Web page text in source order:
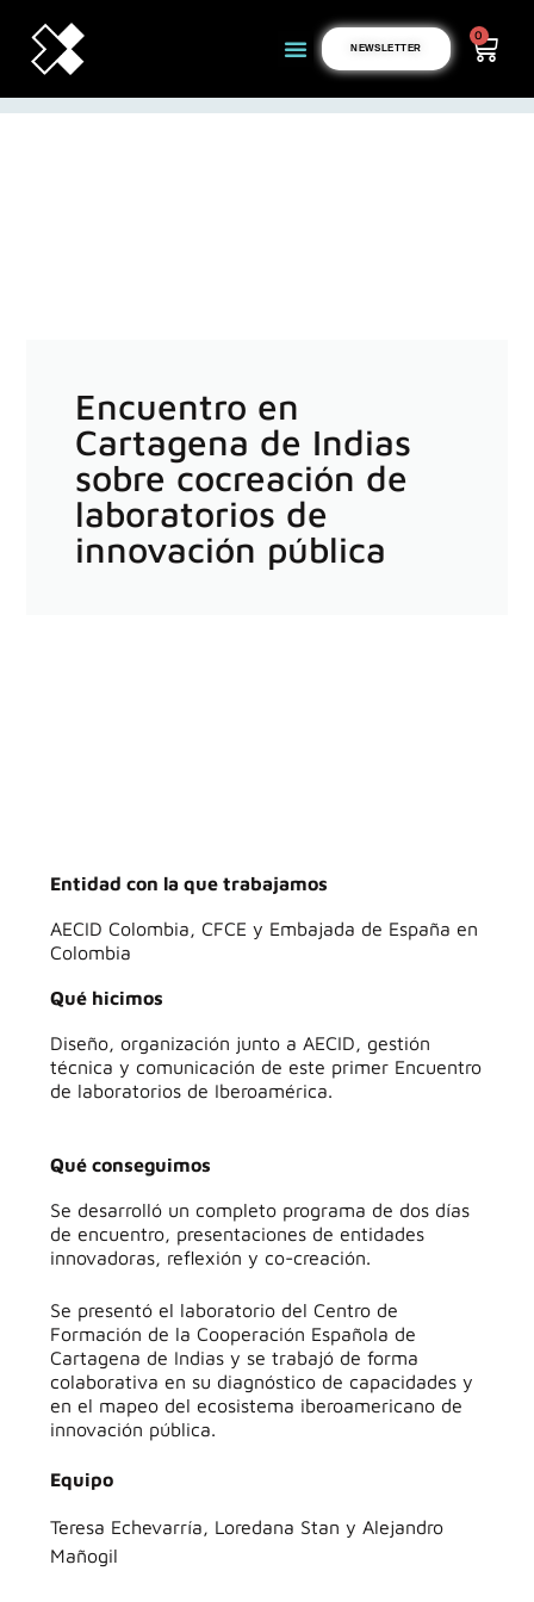
NEWSLETTER
0
Encuentro en
Cartagena de Indias
sobre cocreación de
laboratorios de
innovación pública
Entidad con la que trabajamos
AECID Colombia, CFCE y Embajada de España en
Colombia
Qué hicimos
Diseño, organización junto a AECID, gestión
técnica y comunicación de este primer Encuentro
de laboratorios de Iberoamérica.
Qué conseguimos
Se desarrolló un completo programa de dos días
de encuentro, presentaciones de entidades
innovadoras, reflexión y co-creación.
Se presentó el laboratorio del Centro de
Formación de la Cooperación Española de
Cartagena de Indias y se trabajó de forma
colaborativa en su diagnóstico de capacidades y
en el mapeo del ecosistema iberoamericano de
innovación pública.
Equipo
Teresa Echevarría, Loredana Stan y Alejandro
Mañogil